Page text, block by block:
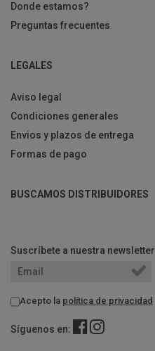
Donde estamos?
Preguntas frecuentes
LEGALES
Aviso legal
Condiciones generales
Envios y plazos de entrega
Formas de pago
BUSCAMOS DISTRIBUIDORES
Suscríbete a nuestra newsletter
Acepto la política de privacidad
Síguenos en: